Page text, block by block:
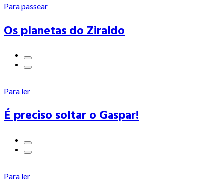
Para passear
Os planetas do Ziraldo
Para ler
É preciso soltar o Gaspar!
Para ler